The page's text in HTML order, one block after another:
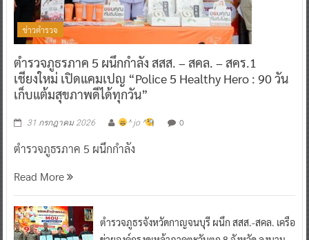
ข่าวตำรวจ
ตำรวจภูธรภาค 5 ผนึกกำลัง สสส. – สคล. – สคร.1
เชียงใหม่ เปิดแคมเปญ “Police 5 Healthy Hero : 90 วัน
เก็บแต้มสุขภาพดีได้ทุกวัน”
31 กรกฎาคม 2026 ^ jo ^ 0
ตำรวจภูธรภาค 5 ผนึกกำลัง
Read More
ตำรวจภูธรจังหวัดกาญจนบุรี ผนึก สสส.-สคล. เครือ